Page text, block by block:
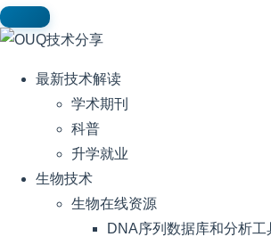
最新技术解读
学术期刊
科普
升学就业
生物技术
生物在线资源
DNA序列数据库和分析工